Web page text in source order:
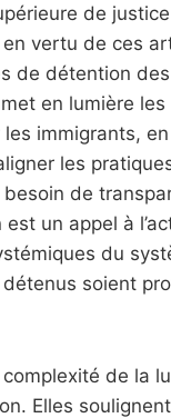
de
vertu de ces
de détention
en lumière
immigrants,
les
de
un appel à
du
soient
de la
Elles